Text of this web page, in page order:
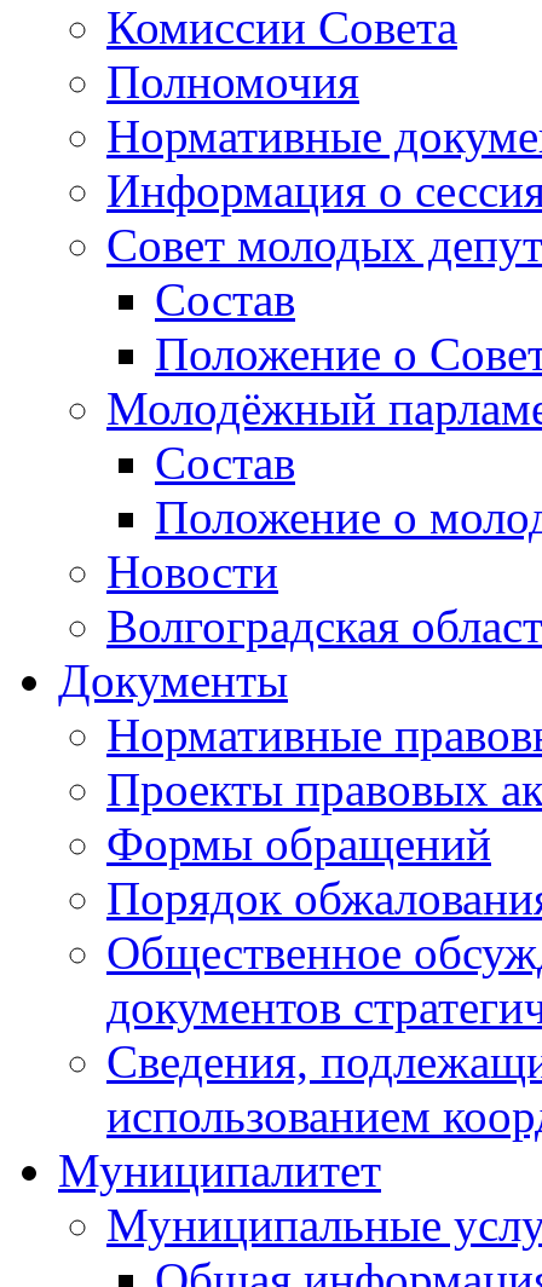
Комиссии Совета
Полномочия
Нормативные
Информация о
Совет молодых
Состав
Положение о
Молодёжный
Состав
Положение о
Новости
Волгоградская
Документы
Нормативные
Проекты правовых
Формы обращений
Порядок
Общественное
документов
Сведения,
использованием
Муниципалитет
Муниципальные